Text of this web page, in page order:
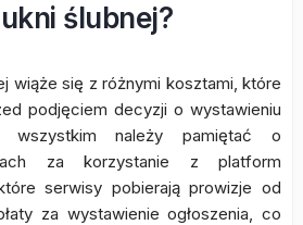
ślubnej?
wiąże się z różnymi kosztami, które
podjęciem decyzji o wystawieniu
wszystkim należy pamiętać o
za korzystanie z platform
serwisy pobierają prowizje od
za wystawienie ogłoszenia, co